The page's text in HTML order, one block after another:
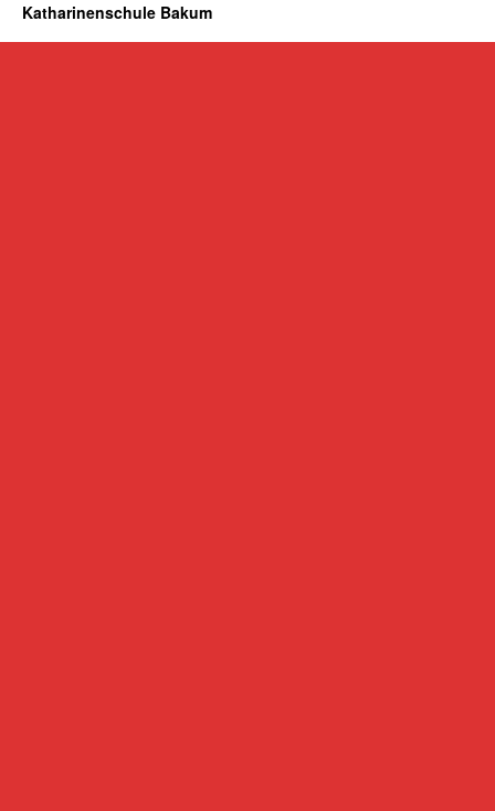
Katharinenschule Bakum